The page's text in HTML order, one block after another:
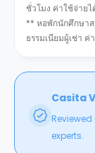
ชั่วโมง ค่าใช้จ่ายไ
** หอพักนักศึกษา
ธรรมเนียมผู้เช่า
Casita
experts.